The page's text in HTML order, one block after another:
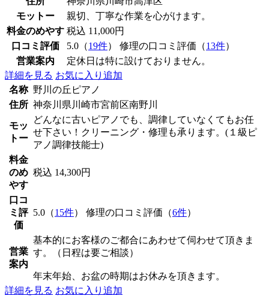
モットー
親切、丁寧な作業を心がけます。
料金のめやす 税込 11,000円
口コミ評価
5.0（19件） 修理の口コミ評価（13件）
営業案内
定休日は特に設けておりません。
詳細を見る お気に入り追加
名称 野川の丘ピアノ
住所 神奈川県川崎市宮前区南野川
モッ
トー
どんなに古いピアノでも、調律していなくてもお任
せ下さい！クリーニング・修理も承ります。(１級ピ
アノ調律技能士)
料金
のめ
やす
税込 14,300円
口コ
ミ評
価
5.0（15件） 修理の口コミ評価（6件）
営業
案内
基本的にお客様のご都合にあわせて伺わせて頂きま
す。（日程は要ご相談）
年末年始、お盆の時期はお休みを頂きます。
詳細を見る お気に入り追加